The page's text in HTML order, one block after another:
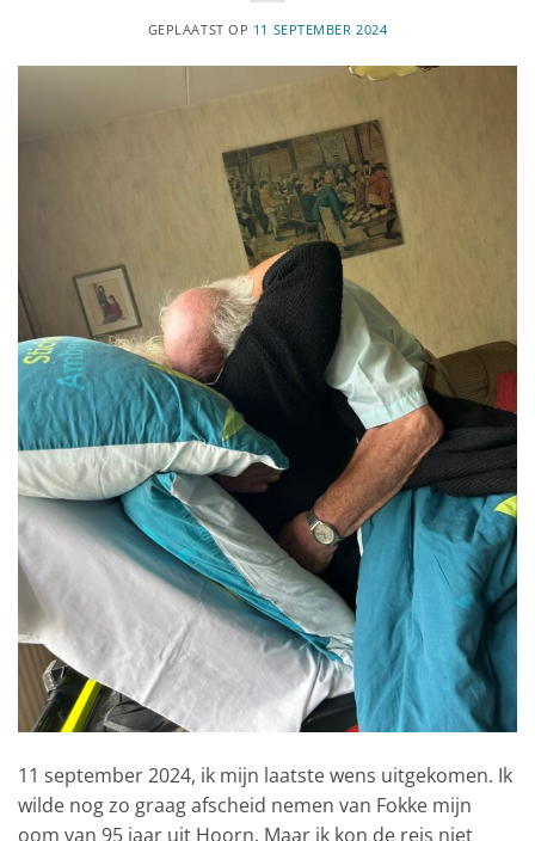
GEPLAATST OP 11 SEPTEMBER 2024
11 september 2024, ik mijn laatste wens uitgekomen. Ik
wilde nog zo graag afscheid nemen van Fokke mijn
oom van 95 jaar uit Hoorn. Maar ik kon de reis niet